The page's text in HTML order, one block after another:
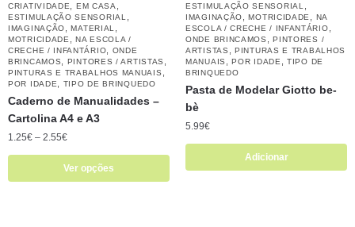
CRIATIVIDADE, EM CASA,
ESTIMULAÇÃO SENSORIAL,
IMAGINAÇÃO,MATERIAL,
MOTRICIDADE,NA ESCOLA /
CRECHE / INFANTÁRIO, ONDE
BRINCAMOS, PINTORES / ARTISTAS ,
PINTURAS E TRABALHOS MANUAIS ,
POR IDADE, TIPO DE BRINQUEDO
Caderno de Manualidades –
Cartolina A4 e A3
1.25€ – 2.55€
Ver opções
ESTIMULAÇÃO SENSORIAL,
IMAGINAÇÃO,MOTRICIDADE,
NA
ESCOLA / CRECHE / INFANTÁRIO,
ONDE BRINCAMOS ,PINTORES /
ARTISTAS ,PINTURAS E TRABALHOS
MANUAIS ,POR IDADE,TIPO DE
BRINQUEDO
Pasta de Modelar Giotto be-
bè
5.99€
Adicionar